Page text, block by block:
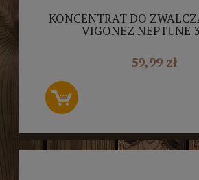
KONCENTRAT DO
VIGONEZ NEPTUNE
59,99 zł